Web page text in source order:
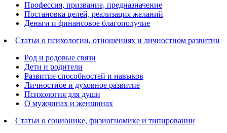
Профессия, призвание, предназначение
Постановка целей, реализация желаний
Деньги и финансовое благополучие
Статьи о психологии, отношениях и личностном развитии
Род и родовые связи
Дети и родители
Развитие способностей и навыков
Личностное и духовное развитие
Психология для души
О мужчинах и женщинах
Статьи о соционике, физиогномике и типировании